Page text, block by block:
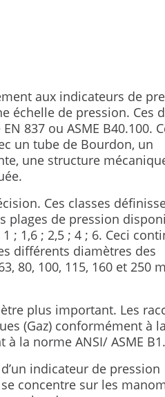
aux indicateurs de
échelle de pression. Ces
837 ou ASME B40.100.
un tube de Bourdon, un
une structure
Ces classes
plages de pression
; 1,6 ; 2,5 ; 4 ; 6. Ceci
différents diamètres des
80, 100, 115, 160 et 250
plus important. Les
(Gaz) conformément à
la norme ANSI/ ASME
indicateur de pression
concentre sur les